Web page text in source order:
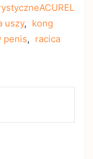
uszy, kong
penis, racica